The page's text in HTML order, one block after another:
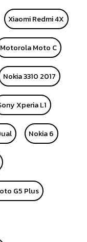
Xiaomi Redmi 4X
Motorola Moto C
Nokia 3310 2017
Xperia L1
Nokia 6
G5 Plus